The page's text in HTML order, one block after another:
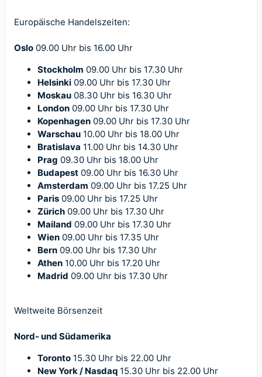
Europäische Handelszeiten:
Oslo 09.00 Uhr bis 16.00 Uhr
Stockholm 09.00 Uhr bis 17.30 Uhr
Helsinki 09.00 Uhr bis 17.30 Uhr
Moskau 08.30 Uhr bis 16.30 Uhr
London 09.00 Uhr bis 17.30 Uhr
Kopenhagen 09.00 Uhr bis 17.30 Uhr
Warschau 10.00 Uhr bis 18.00 Uhr
Bratislava 11.00 Uhr bis 14.30 Uhr
Prag 09.30 Uhr bis 18.00 Uhr
Budapest 09.00 Uhr bis 16.30 Uhr
Amsterdam 09.00 Uhr bis 17.25 Uhr
Paris 09.00 Uhr bis 17.25 Uhr
Zürich 09.00 Uhr bis 17.30 Uhr
Mailand 09.00 Uhr bis 17.30 Uhr
Wien 09.00 Uhr bis 17.35 Uhr
Bern 09.00 Uhr bis 17.30 Uhr
Athen 10.00 Uhr bis 17.20 Uhr
Madrid 09.00 Uhr bis 17.30 Uhr
Weltweite Börsenzeit
Nord- und Südamerika
Toronto 15.30 Uhr bis 22.00 Uhr
New York / Nasdaq 15.30 Uhr bis 22.00 Uhr